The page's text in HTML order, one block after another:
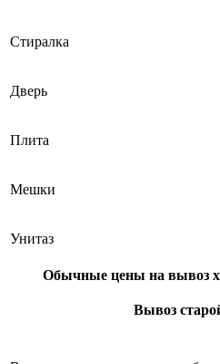
Стиралка
Дверь
Плита
Мешки
Унитаз
Обычные цены на вывоз
Вывоз